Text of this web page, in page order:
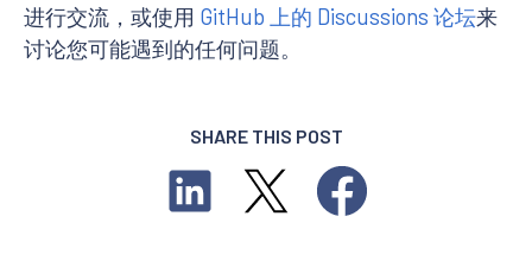
进行交流，或使用 GitHub 上的 Discussions 论坛来
讨论您可能遇到的任何问题。
SHARE THIS POST